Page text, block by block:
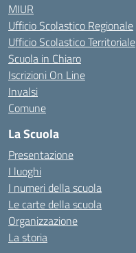
MIUR
Ufficio Scolastico Regionale
Ufficio Scolastico Territoriale
Scuola in Chiaro
Iscrizioni On Line
Invalsi
Comune
La Scuola
Presentazione
I luoghi
I numeri della scuola
Le carte della scuola
Organizzazione
La storia